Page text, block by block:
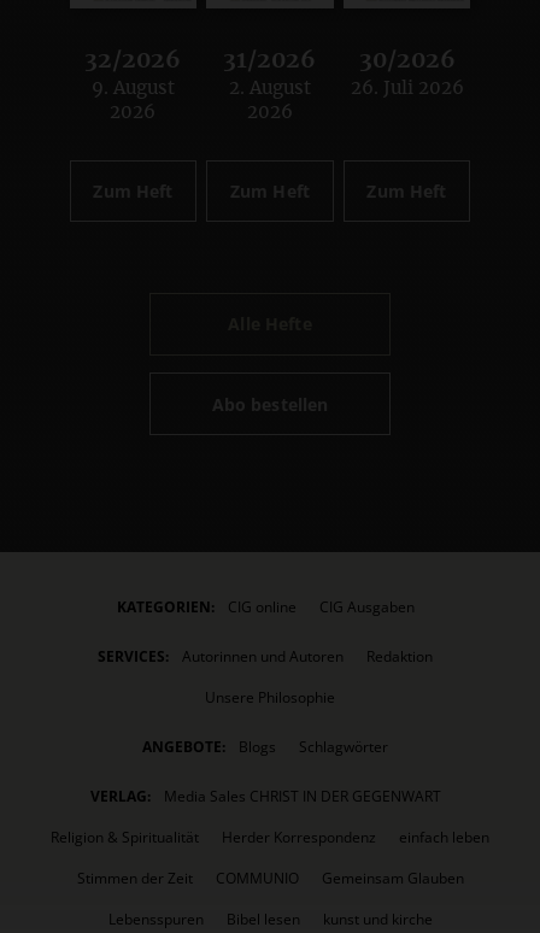
32/2026
:
9. August
2026
Zum Heft
31/2026
:
2. August
2026
Zum Heft
30/2026
:
26. Juli 2026
Zum Heft
Abo bestellen
KATEGORIEN: CIG online CIG Ausgaben
SERVICES: Autorinnen und Autoren
Redaktion
Unsere Philosophie
ANGEBOTE: Blogs Schlagwörter
VERLAG:
Media Sales CHRIST IN DER GEGENWART
Religion & Spiritualität
Herder Korrespondenz
einfach leben
Stimmen der Zeit
COMMUNIO
Gemeinsam Glauben
Lebensspuren
Bibel lesen kunst und kirche